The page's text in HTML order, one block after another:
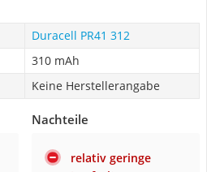
Duracell PR41 312
310 mAh
Keine Herstellerangabe
Nachteile
relativ geringe